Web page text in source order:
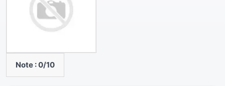
Note :0/10